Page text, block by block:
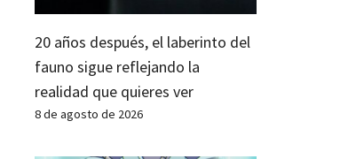
20 años después, el laberinto del
fauno sigue reflejando la
realidad que quieres ver
8 de agosto de 2026